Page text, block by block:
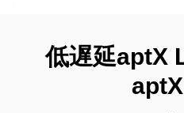
低遅延aptX